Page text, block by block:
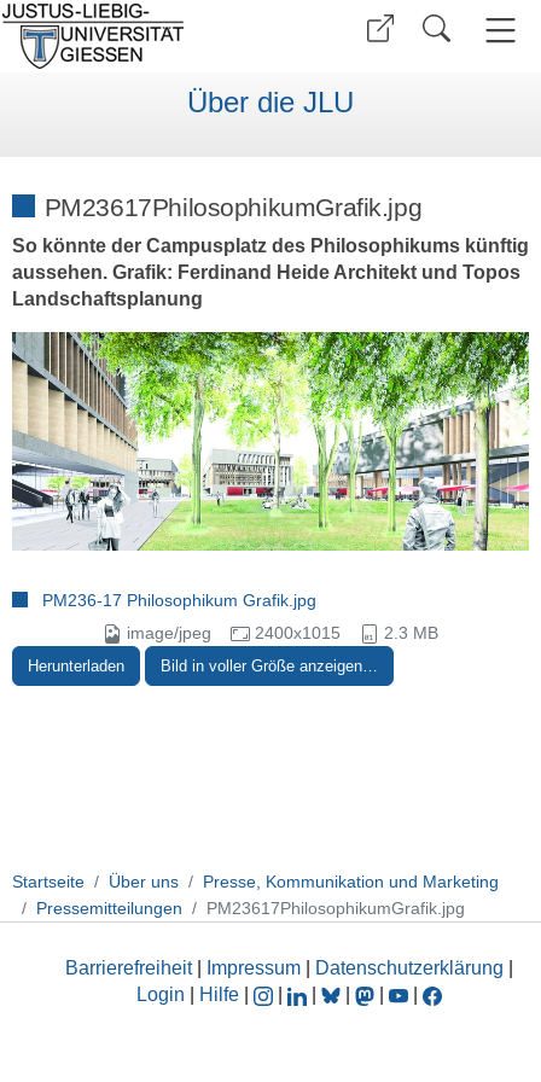
Über die JLU
PM23617PhilosophikumGrafik.jpg
So könnte der Campusplatz des Philosophikums künftig
aussehen. Grafik: Ferdinand Heide Architekt und Topos
Landschaftsplanung
PM236-17 Philosophikum Grafik.jpg
image/jpeg
2400x1015 2.3 MB
Herunterladen Bild in voller Größe anzeigen…
Startseite Über uns
Presse, Kommunikation und Marketing
Pressemitteilungen
PM23617PhilosophikumGrafik.jpg
Barrierefreiheit| Impressum Datenschutzerklärung
Login
Hilfe